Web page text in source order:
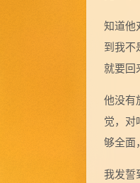
知道他
到我不
就要回
他没有
觉，对
够全面
我发誓